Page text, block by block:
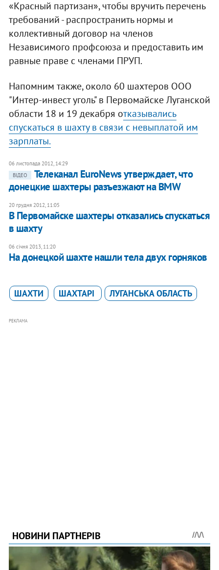
«Красный партизан», чтобы вручить перечень
требований - распространить нормы и
коллективный договор на членов
Независимого профсоюза и предоставить им
равные праве с членами ПРУП.
Напомним также, около 60 шахтеров ООО
"Интер-инвест уголь" в Первомайске Луганской
области 18 и 19 декабря отказывались
спускаться в шахту в связи с невыплатой им
зарплаты.
06 листопада 2012, 14:29
ВІДЕО
Телеканал EuroNews утверждает, что
донецкие шахтеры разъезжают на BMW
20 грудня 2012, 11:05
В Первомайске шахтеры отказались спускаться
в шахту
06 січня 2013, 11:20
На донецкой шахте нашли тела двух горняков
ШАХТИ ШАХТАРІ ЛУГАНСЬКА ОБЛАСТЬ
РЕКЛАМА